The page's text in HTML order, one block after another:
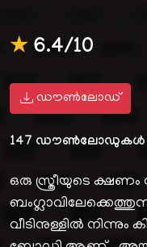
★6.4/10
ഡൗൺലോഡ്
147 ഡൗൺലോഡുകൾ
ഒരു സ്ത്രീയുടെ ക്ഷണം
വീടിനുള്ളിൽ നിന്നും